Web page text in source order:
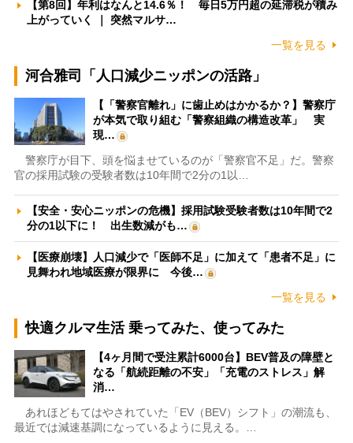
【第8回】年利はなんと14.6％！ 毎日5万円超の延滞税が積み
上がっていく ｜ 突然マルサ…
一覧を見る
河合雅司「人口減少ニッポンの活路」
【「警察官離れ」に歯止めはかかるか？】警察庁
が本気で取り組む「警察組織の構造改革」 実
現…
警察庁が目下、頭を悩ませているのが「警察官不足」だ。警察
官の採用試験の受験者数は10年間で2分の1以…
【安全・安心ニッポンの危機】採用試験受験者数は10年間で2
分の1以下に！ 出生数減がも…
【医療崩壊】人口減少で「医師不足」に加えて「患者不足」に
見舞われ地域医療が限界に 今後…
一覧を見る
快適クルマ生活 乗ってみた、使ってみた
【4ヶ月間で受注累計6000台】BEV普及の障壁と
なる「航続距離の不安」「充電のストレス」解
消…
あれほどもてはやされていた「EV（BEV）シフト」の潮流も、
最近では減速基調になっているように見える。…